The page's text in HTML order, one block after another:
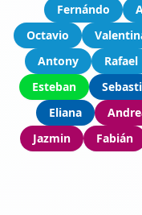
Fernándo
Octavio
Antony
Rafael
Esteban
Eliana
Jazmin
Fabián